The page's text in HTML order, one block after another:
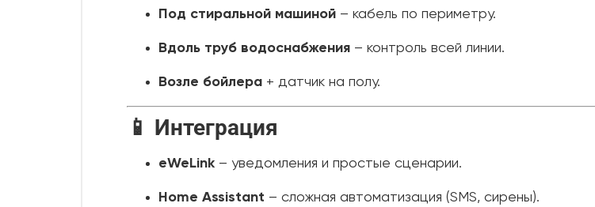
Под стиральной машиной – кабель по периметру.
Вдоль труб водоснабжения – контроль всей линии.
Возле бойлера + датчик на полу.
📱 Интеграция
eWeLink – уведомления и простые сценарии.
Home Assistant – сложная автоматизация (SMS, сирены).